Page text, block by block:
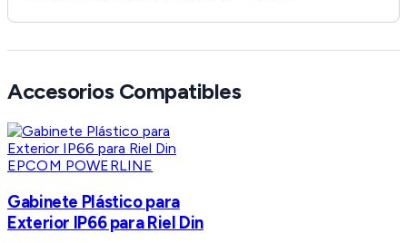
Accesorios Compatibles
EPCOM POWERLINE
Gabinete Plástico para
Exterior IP66 para Riel Din